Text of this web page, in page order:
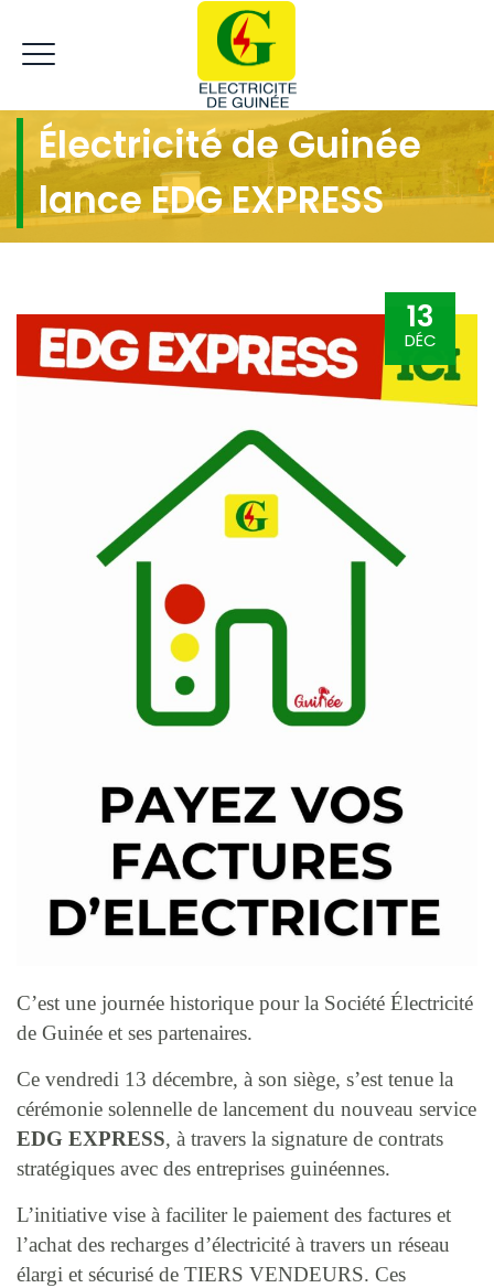
Électricité de Guinée
lance EDG EXPRESS
13
DÉC
C’est une journée historique pour la Société Électricité
de Guinée et ses partenaires.
Ce vendredi 13 décembre, à son siège, s’est tenue la
cérémonie solennelle de lancement du nouveau service
EDG EXPRESS, à travers la signature de contrats
stratégiques avec des entreprises guinéennes.
L’initiative vise à faciliter le paiement des factures et
l’achat des recharges d’électricité à travers un réseau
élargi et sécurisé de TIERS VENDEURS. Ces